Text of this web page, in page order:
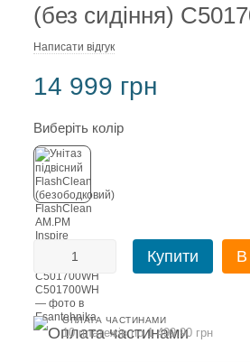
(без сидіння)
Написати відгук
14 999 грн
Виберіть колір
Купити В
ОПЛАТА ЧАСТИНАМИ
10 платежів по 1 499.90 грн